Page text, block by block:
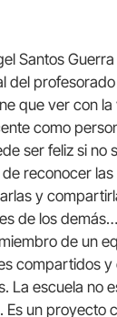
Santos
del
que ver con la
como
ser feliz si no
reconocer
y
de los
de un
compartidos y
La escuela no
Es un proyecto